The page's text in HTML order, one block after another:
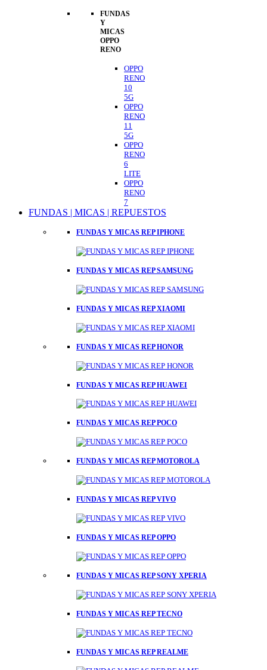
FUNDAS
Y
MICAS
OPPO
RENO
OPPO
RENO
10
5G
OPPO
RENO
11
5G
OPPO
RENO
6
LITE
OPPO
RENO
7
FUNDAS | MICAS | REPUESTOS
FUNDAS Y MICAS REP IPHONE
FUNDAS Y MICAS REP SAMSUNG
FUNDAS Y MICAS REP XIAOMI
FUNDAS Y MICAS REP HONOR
FUNDAS Y MICAS REP HUAWEI
FUNDAS Y MICAS REP POCO
FUNDAS Y MICAS REP MOTOROLA
FUNDAS Y MICAS REP VIVO
FUNDAS Y MICAS REP OPPO
FUNDAS Y MICAS REP SONY XPERIA
FUNDAS Y MICAS REP TECNO
FUNDAS Y MICAS REP REALME